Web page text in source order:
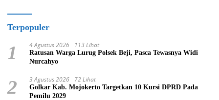
Terpopuler
1 4 Agustus 2026 113 Lihat
Ratusan Warga Lurug Polsek Beji, Pasca Tewasnya Widi
Nurcahyo
2 3 Agustus 2026 72 Lihat
Golkar Kab. Mojokerto Targetkan 10 Kursi DPRD Pada
Pemilu 2029